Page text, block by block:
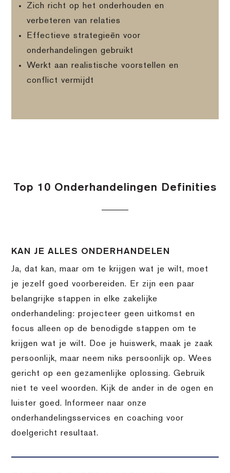
Zich richt op het onderhouden en
verbeteren van relaties
Effectieve strategieën voor
onderhandelingen gebruikt
Werkt aan realistische voorstellen en
conflict vermijdt
Top 10 Onderhandelingen Definities
KAN JE ALLES ONDERHANDELEN
Ja, dat kan, maar om te krijgen wat je wilt, moet
je jezelf goed voorbereiden. Er zijn een paar
belangrijke stappen in elke zakelijke
onderhandeling: projecteer geen uitkomst en
focus alleen op de benodigde stappen om te
krijgen wat je wilt. Doe je huiswerk, maak je zaak
persoonlijk, maar neem niks persoonlijk op. Wees
gericht op een gezamenlijke oplossing. Gebruik
niet te veel woorden. Kijk de ander in de ogen en
luister goed. Informeer naar onze
onderhandelingsservices en coaching voor
doelgericht resultaat.